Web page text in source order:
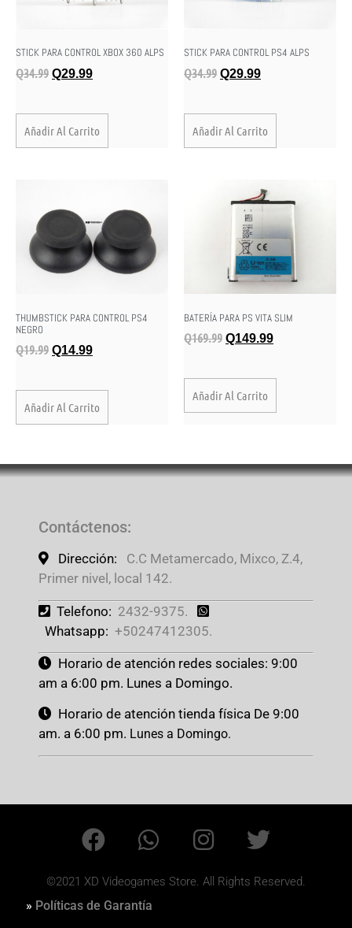
STICK PARA CONTROL XBOX 360 ALPS
Q34.99 Q29.99
Añadir Al Carrito
STICK PARA CONTROL PS4 ALPS
Q34.99 Q29.99
Añadir Al Carrito
THUMBSTICK PARA CONTROL PS4
NEGRO
Q19.99 Q14.99
Añadir Al Carrito
BATERÍA PARA PS VITA SLIM
Q169.99 Q149.99
Añadir Al Carrito
Contáctenos:
Dirección:
C.C Metamercado, Mixco, Z.4,
Primer nivel, local 142.
Telefono: 2432-9375.
Whatsapp: +50247412305.
Horario de atención redes sociales: 9:00
am a 6:00 pm. Lunes a Domingo.
Horario de atención tienda física De 9:00
am. a 6:00 pm. Lunes a Domingo.
©2021 XD Videogames Store. All Rights Reserved.
» Políticas de Garantía